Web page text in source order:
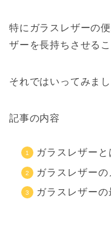
特にガラスレザーの
ザーを長持ちさせる
それではいってみまし
記事の内容
ガラスレザー
ガラスレザー
ガラスレザー